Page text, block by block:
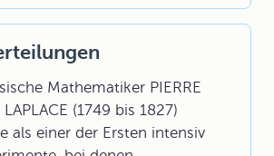
Mathematiker PIERRE
(1749 bis 1827)
als einer der Ersten intensiv